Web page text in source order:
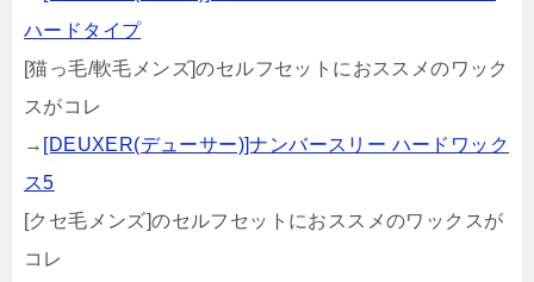
ハードタイプ
[猫っ毛/軟毛メンズ]のセルフセットにおススメのワック
スがコレ
→ [DEUXER(デューサー)]ナンバースリー ハードワック
ス5
[クセ毛メンズ]のセルフセットにおススメのワックスが
コレ